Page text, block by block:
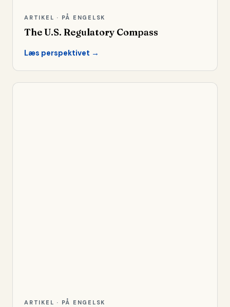
ARTIKEL · PÅ ENGELSK
The U.S. Regulatory Compass
Læs perspektivet →
ARTIKEL · PÅ ENGELSK